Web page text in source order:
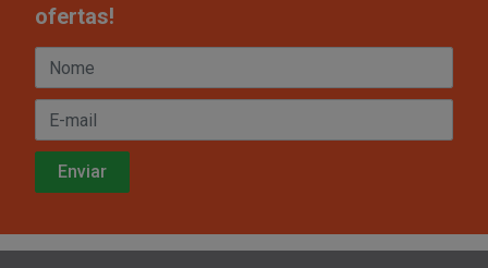
ofertas!